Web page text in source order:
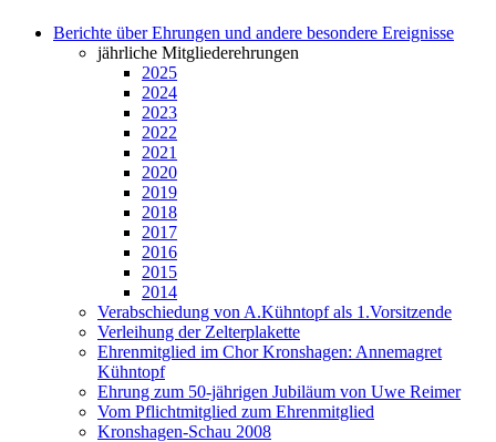
Berichte über Ehrungen und andere besondere Ereignisse
jährliche Mitgliederehrungen
2025
2024
2023
2022
2021
2020
2019
2018
2017
2016
2015
2014
Verabschiedung von A.Kühntopf als 1.Vorsitzende
Verleihung der Zelterplakette
Ehrenmitglied im Chor Kronshagen: Annemagret
Kühntopf
Ehrung zum 50-jährigen Jubiläum von Uwe Reimer
Vom Pflichtmitglied zum Ehrenmitglied
Kronshagen-Schau 2008